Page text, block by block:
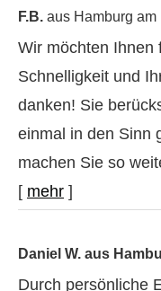
F.B. aus Hamburg am
Wir möchten Ihnen
Schnelligkeit und
danken! Sie
einmal in den Sinn
machen Sie so
[ mehr ]
Daniel W. aus
Durch persönliche